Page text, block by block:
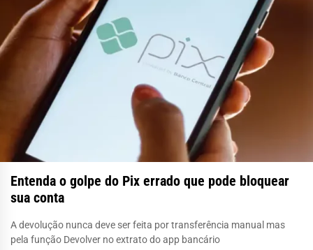
Entenda o golpe do Pix errado que pode bloquear
sua conta
A devolução nunca deve ser feita por transferência manual mas
pela função Devolver no extrato do app bancário